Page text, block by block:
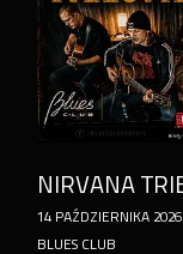
14 PAŹDZIERNIKA 2026
BLUES CLUB